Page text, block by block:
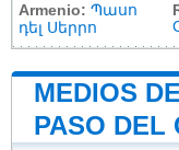
Armenio: Պասո
դել Սերրո
MEDIOS
PASO DEL